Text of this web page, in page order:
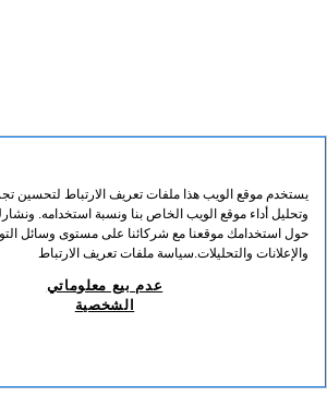
عدم بيع معلوماتي الشخصية
ENGLISH عربي
يستخدم موقع الويب هذا ملفات تعريف الارتباط لتحسين
وتحليل أداء موقع الويب الخاص بنا ونسبة استخدامه.
حول استخدامك موقعنا مع شركائنا على مستوى وسائل
والإعلانات والتحليلات.سياسة ملفات تعريف الارتباط
عدم بيع معلوماتي
الشخصية